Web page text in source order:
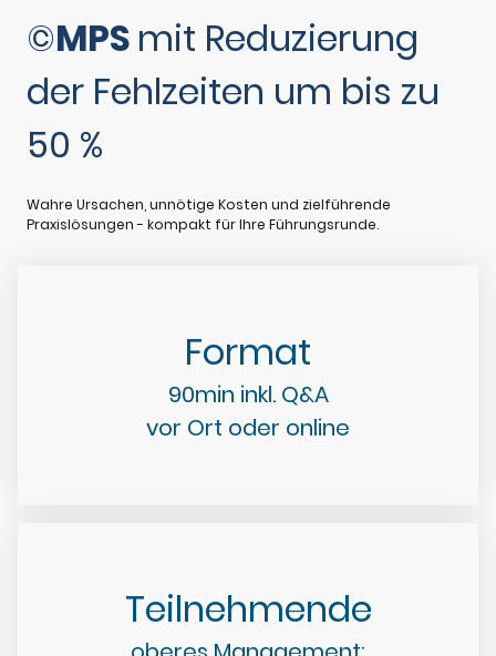
©MPS mit Reduzierung
der Fehlzeiten um bis zu
50 %
Wahre Ursachen, unnötige Kosten und zielführende
Praxislösungen - kompakt für Ihre Führungsrunde.
Format
90min inkl. Q&A
vor Ort oder online
Teilnehmende